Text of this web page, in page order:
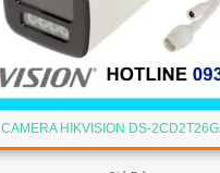
CAMERA HIKVISION DS-